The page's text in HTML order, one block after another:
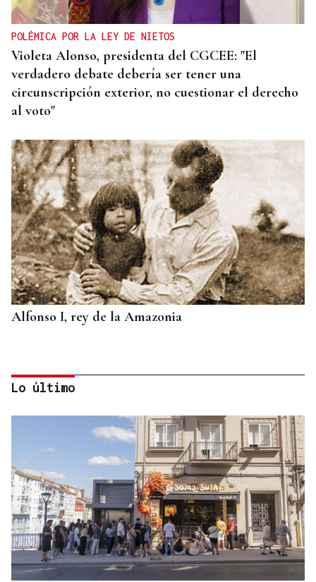
POLÉMICA POR LA LEY DE NIETOS
Violeta Alonso, presidenta del CGCEE: "El
verdadero debate debería ser tener una
circunscripción exterior, no cuestionar el derecho
al voto"
Alfonso I, rey de la Amazonia
BIOGRAFÍAS
Jesusa Prado López, la fuerza ourensana que
iluminó La Habana
Lo último